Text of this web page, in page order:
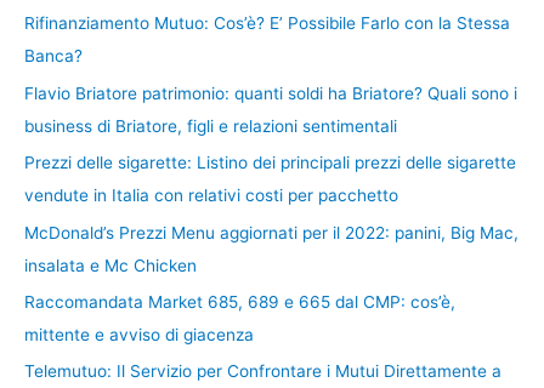
Rifinanziamento Mutuo: Cos’è? E’ Possibile Farlo con la Stessa
Banca?
Flavio Briatore patrimonio: quanti soldi ha Briatore? Quali sono i
business di Briatore, figli e relazioni sentimentali
Prezzi delle sigarette: Listino dei principali prezzi delle sigarette
vendute in Italia con relativi costi per pacchetto
McDonald’s Prezzi Menu aggiornati per il 2022: panini, Big Mac,
insalata e Mc Chicken
Raccomandata Market 685, 689 e 665 dal CMP: cos’è,
mittente e avviso di giacenza
Telemutuo: Il Servizio per Confrontare i Mutui Direttamente a